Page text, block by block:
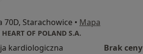
70D, Starachowice • Mapa
OF POLAND S.A.
kardiologiczna Brak ceny